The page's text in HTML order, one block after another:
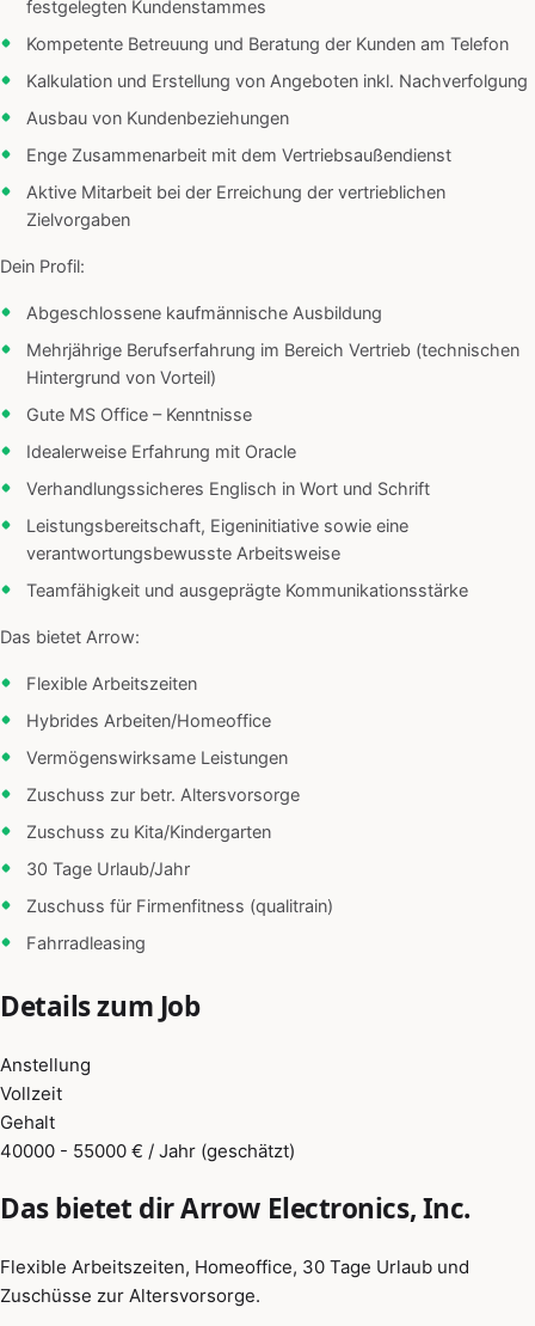
festgelegten Kundenstammes
Kompetente Betreuung und Beratung der Kunden am Telefon
Kalkulation und Erstellung von Angeboten inkl. Nachverfolgung
Ausbau von Kundenbeziehungen
Enge Zusammenarbeit mit dem Vertriebsaußendienst
Aktive Mitarbeit bei der Erreichung der vertrieblichen
Zielvorgaben
Dein Profil:
Abgeschlossene kaufmännische Ausbildung
Mehrjährige Berufserfahrung im Bereich Vertrieb (technischen
Hintergrund von Vorteil)
Gute MS Office – Kenntnisse
Idealerweise Erfahrung mit Oracle
Verhandlungssicheres Englisch in Wort und Schrift
Leistungsbereitschaft, Eigeninitiative sowie eine
verantwortungsbewusste Arbeitsweise
Teamfähigkeit und ausgeprägte Kommunikationsstärke
Das bietet Arrow:
Flexible Arbeitszeiten
Hybrides Arbeiten/Homeoffice
Vermögenswirksame Leistungen
Zuschuss zur betr. Altersvorsorge
Zuschuss zu Kita/Kindergarten
30 Tage Urlaub/Jahr
Zuschuss für Firmenfitness (qualitrain)
Fahrradleasing
Details zum Job
Anstellung
Vollzeit
Gehalt
40000 - 55000 € / Jahr (geschätzt)
Das bietet dir Arrow Electronics, Inc.
Flexible Arbeitszeiten, Homeoffice, 30 Tage Urlaub und
Zuschüsse zur Altersvorsorge.